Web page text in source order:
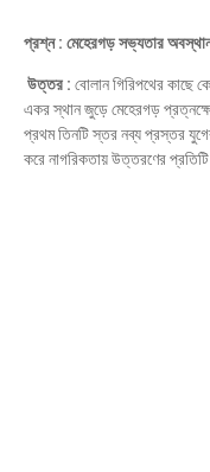
প্রশ্ন : মেহেরগড় সভ্যতার অবস্থান
উত্তর : বোলান গিরিপথের কাছে
একর স্থান জুড়ে মেহেরগড়
প্রথম তিনটি স্তর নব্য প্রস্তর
করে নাগরিকতায় উত্তরণের প্রতিটি